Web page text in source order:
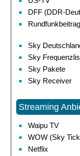
DFF (DDR-
Sky
Sky
Sky Pakete
Sky Receiver
Streaming
Waipu TV
WOW (Sky
Netflix